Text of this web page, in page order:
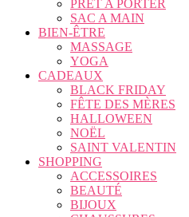
PRÊT A PORTER
SAC A MAIN
BIEN-ÊTRE
MASSAGE
YOGA
CADEAUX
BLACK FRIDAY
FÊTE DES MÈRES
HALLOWEEN
NOËL
SAINT VALENTIN
SHOPPING
ACCESSOIRES
BEAUTÉ
BIJOUX